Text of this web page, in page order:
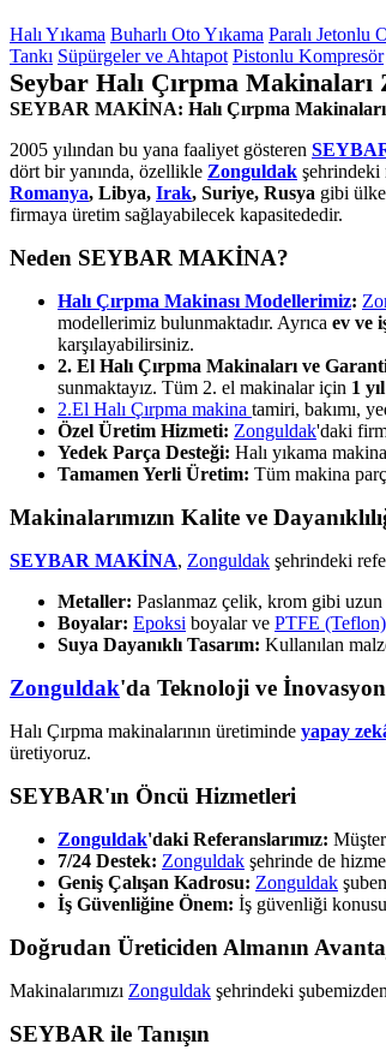
Halı Yıkama Buharlı Oto Yıkama Paralı Jetonlu
Tankı Süpürgeler ve Ahtapot Pistonlu Kompresör
Seybar Halı Çırpma
SEYBAR MAKİNA: Halı Çırpma
2005 yılından bu yana faaliyet gösteren
dört bir yanında, özellikle Zonguldak şehrindeki
Romanya, Libya, Irak, Suriye, Rusya gibi
firmaya üretim sağlayabilecek kapasitededir.
Neden SEYBAR MAKİNA?
Halı Çırpma Makinası Modellerimiz:
modellerimiz bulunmaktadır. Ayrıca ev ve
karşılayabilirsiniz.
2. El Halı Çırpma Makinaları ve
sunmaktayız. Tüm 2. el makinalar için 1
2.El Halı Çırpma makina tamiri, bakımı,
Özel Üretim Hizmeti: Zonguldak'daki
Yedek Parça Desteği: Halı yıkama
Tamamen Yerli Üretim: Tüm makina
Makinalarımızın Kalite ve
SEYBAR MAKİNA, Zonguldak şehrindeki
Metaller: Paslanmaz çelik, krom gibi
Boyalar: Epoksi boyalar ve PTFE (Teflon)
Suya Dayanıklı Tasarım: Kullanılan
Zonguldak'da Teknoloji ve
Halı Çırpma makinalarının üretiminde yapay
üretiyoruz.
SEYBAR'ın Öncü Hizmetleri
Zonguldak'daki Referanslarımız:
7/24 Destek: Zonguldak şehrinde de
Geniş Çalışan Kadrosu: Zonguldak
İş Güvenliğine Önem: İş güvenliği
Doğrudan Üreticiden Almanın
Makinalarımızı Zonguldak şehrindeki
SEYBAR ile Tanışın